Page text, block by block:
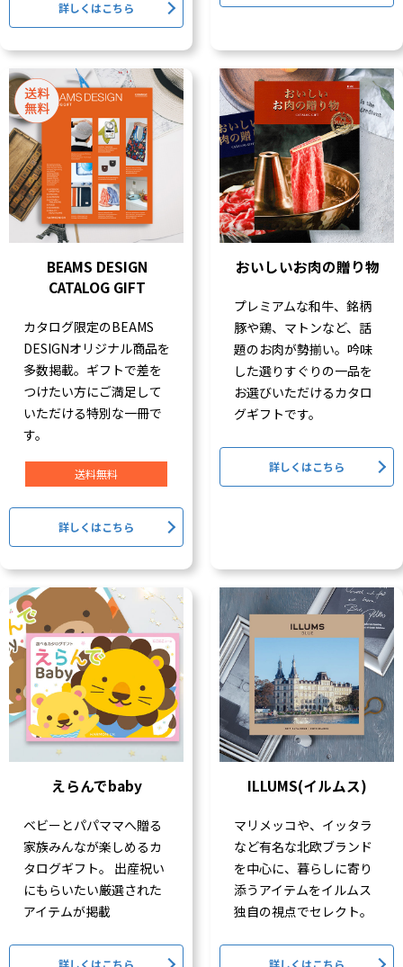
詳しくはこちら
BEAMS DESIGN
CATALOG GIFT
カタログ限定のBEAMS
DESIGNオリジナル商品を
多数掲載。ギフトで差を
つけたい方にご満足して
いただける特別な一冊で
す。
送料無料
詳しくはこちら
おいしいお肉の贈り物
プレミアムな和牛、銘柄
豚や鶏、マトンなど、話
題のお肉が勢揃い。吟味
した選りすぐりの一品を
お選びいただけるカタロ
グギフトです。
詳しくはこちら
えらんでbaby
ベビーとパパママへ贈る
家族みんなが楽しめるカ
タログギフト。 出産祝い
にもらいたい厳選された
アイテムが掲載
詳しくはこちら
ILLUMS(イルムス)
マリメッコや、イッタラ
など有名な北欧ブランド
を中心に、暮らしに寄り
添うアイテムをイルムス
独自の視点でセレクト。
詳しくはこちら